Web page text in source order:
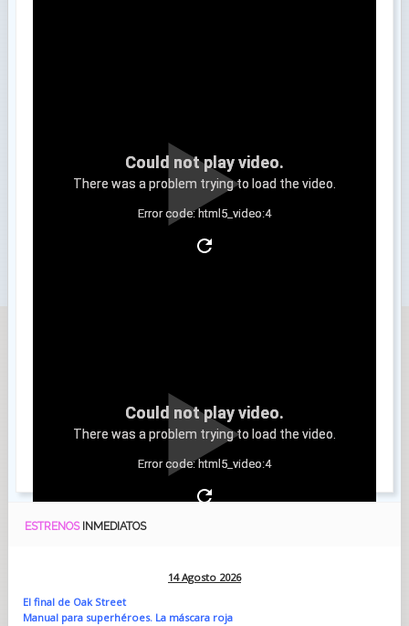
Could not play video.
There was a problem trying to load the video.
Error code: html5_video:4
Could not play video.
There was a problem trying to load the video.
Error code: html5_video:4
ESTRENOS INMEDIATOS
14 Agosto 2026
El final de Oak Street
Manual para superhéroes. La máscara roja